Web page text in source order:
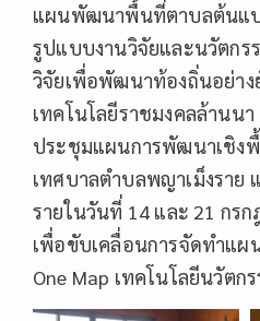
แผนพัฒนาพื้นที่ตาบลต้นแ
รูปแบบงานวิจัยและนวัตกร
วิจัยเพื่อพัฒนาท้องถิ่นอย่าง
เทคโนโลยีราชมงคลล้านนา
ประชุมแผนการพัฒนาเชิง
เทศบาลตำบลพญาเม็งราย
รายในวันที่ 14 และ 21 กร
เพื่อขับเคลื่อนการจัดทำแ
One Map เทคโนโลยีนวัตก